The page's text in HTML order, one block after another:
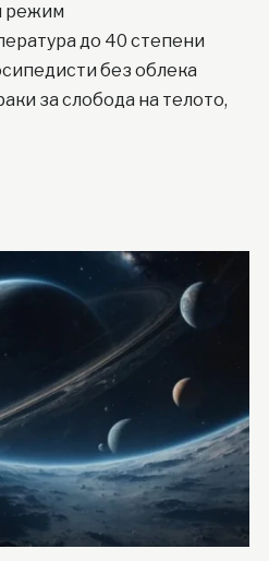
режим
до 40 степени
без облека
за слобода на телото,